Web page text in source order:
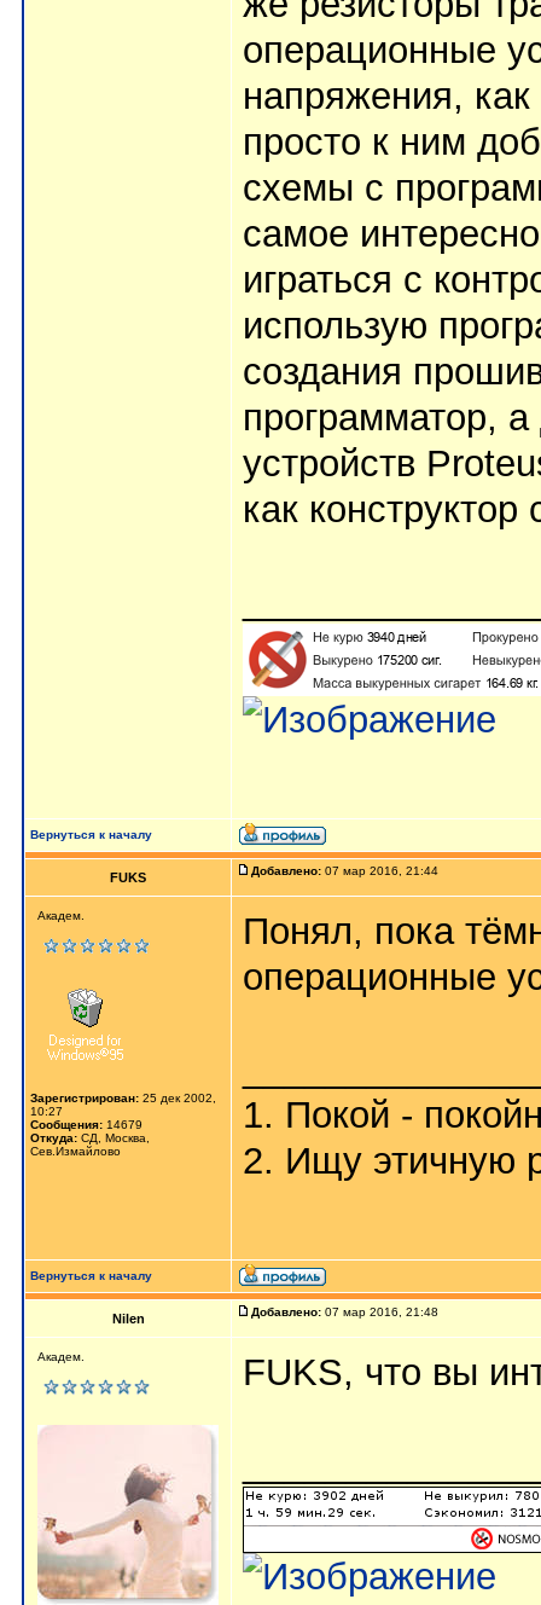
операционные
напряжения,
просто к ним
схемы с
самое
играться с
использую
создания
программатор,
устройств
как
Вернуться к началу
FUKS Добавлено: 07 мар 2016, 21:44
Академ.
Зарегистрирован: 25 дек 2002,
10:27
Сообщения: 14679
Откуда: СД, Москва,
Сев.Измайлово
Понял, пока
операционные
1. Покой -
2. Ищу этичную
Вернуться к началу
Nilen Добавлено: 07 мар 2016, 21:48
Академ. FUKS, что вы